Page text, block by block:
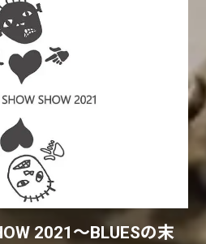
2021〜BLUESの末